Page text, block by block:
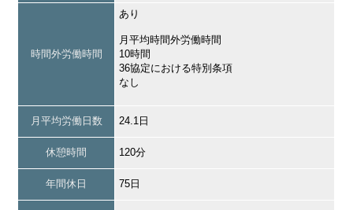
時間外労働時間
あり
月平均時間外労働時間
10時間
36協定における特別条項
なし
月平均労働日数 24.1日
休憩時間 120分
年間休日 75日